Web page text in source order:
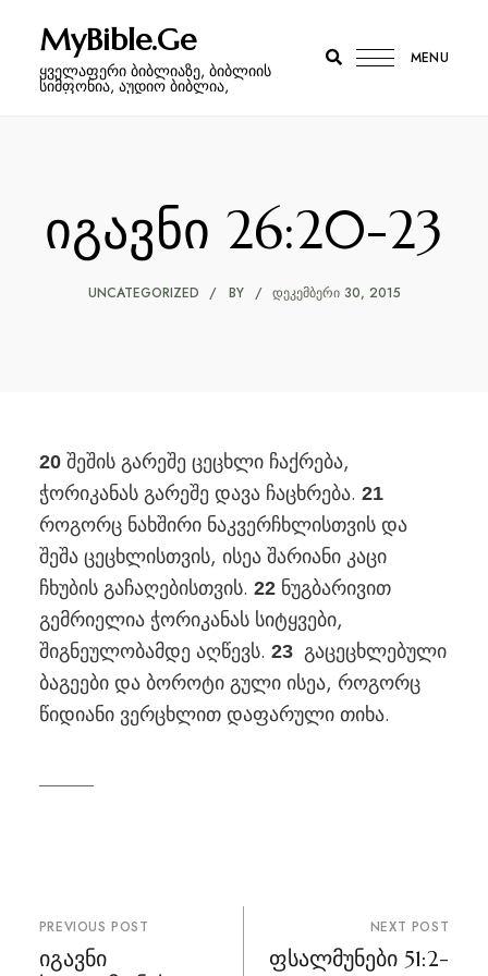
MyBible.Ge
ყველაფერი ბიბლიაზე, ბიბლიის
სიმფონია, აუდიო ბიბლია,
MENU
იგავნი 26:20-23
UNCATEGORIZED BY ᲓᲔᲙᲔᲛᲑᲔᲠᲘ 30, 2015
20 შეშის გარეშე ცეცხლი ჩაქრება,
ჭორიკანას გარეშე დავა ჩაცხრება. 21
როგორც ნახშირი ნაკვერჩხლისთვის და
შეშა ცეცხლისთვის, ისეა შარიანი კაცი
ჩხუბის გაჩაღებისთვის. 22ნუგბარივით
გემრიელია ჭორიკანას სიტყვები,
შიგნეულობამდე აღწევს. 23 გაცეცხლებული
ბაგეები და ბოროტი გული ისეა, როგორც
წიდიანი ვერცხლით დაფარული თიხა.
პოსტის
ნავიგაცია
PREVIOUS POST
იგავნი
NEXT POST
ფსალმუნები 51:2-